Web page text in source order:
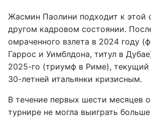
Жасмин Паолини подходит к этой
другом кадровом состоянии.
омраченного взлета в 2024 году
Гаррос и Уимблдона, титул в
2025-го (триумф в Риме), текущий
30-летней итальянки кризисным.
В течение первых шести месяцев
турнире не могла выиграть